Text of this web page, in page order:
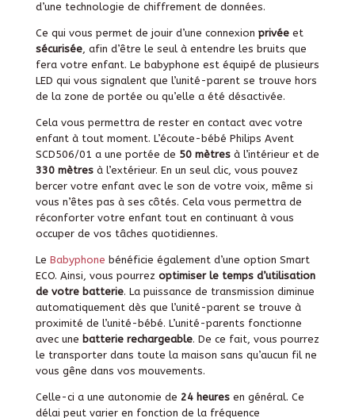
d’une technologie de chiffrement de données.
Ce qui vous permet de jouir d’une connexion privéeet
sécurisée, afin d’être le seul à entendre les bruits que
fera votre enfant. Le babyphone est équipé de plusieurs
LED qui vous signalent que l’unité-parent se trouve hors
de la zone de portée ou qu’elle a été désactivée.
Cela vous permettra de rester en contact avec votre
enfant à tout moment. L’écoute-bébé Philips Avent
SCD506/01 a une portée de 50 mètresà l’intérieur et de
330 mètresà l’extérieur. En un seul clic, vous pouvez
bercer votre enfant avec le son de votre voix, même si
vous n’êtes pas à ses côtés. Cela vous permettra de
réconforter votre enfant tout en continuant à vous
occuper de vos tâches quotidiennes.
Le Babyphone bénéficie également d’une option Smart
ECO. Ainsi, vous pourrez optimiser le temps d’utilisation
de votre batterie. La puissance de transmission diminue
automatiquement dès que l’unité-parent se trouve à
proximité de l’unité-bébé. L’unité-parents fonctionne
avec une batterie rechargeable. De ce fait, vous pourrez
le transporter dans toute la maison sans qu’aucun fil ne
vous gêne dans vos mouvements.
Celle-ci a une autonomie de 24 heuresen général. Ce
délai peut varier en fonction de la fréquence